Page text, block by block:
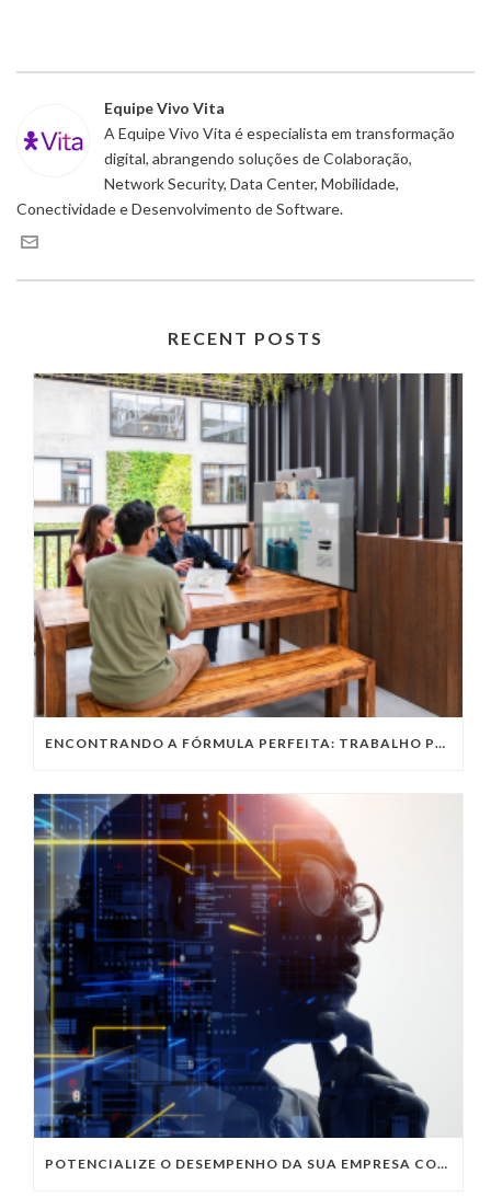
Equipe Vivo Vita
A Equipe Vivo Vita é especialista em transformação
digital, abrangendo soluções de Colaboração,
Network Security, Data Center, Mobilidade,
Conectividade e Desenvolvimento de Software.
RECENT POSTS
ENCONTRANDO A FÓRMULA PERFEITA: TRABALHO PRESENCIAL, HOME OFFICE OU TRABALHO HÍBRIDO?
POTENCIALIZE O DESEMPENHO DA SUA EMPRESA COM OS SERVIÇOS DE TI DA VIVO VITA